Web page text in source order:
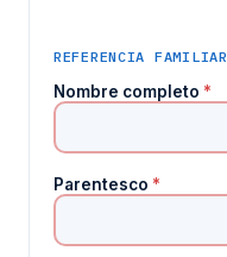
REFERENCIA FAMILIAR
Nombre completo *
Parentesco *